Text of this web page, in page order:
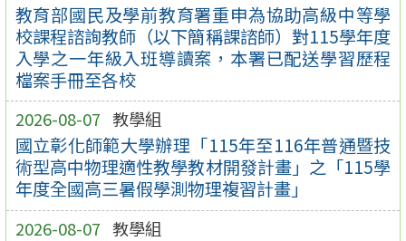
教育部國民及學前教育署重申為協助高級中等學
校課程諮詢教師（以下簡稱課諮師）對115學年度
入學之一年級入班導讀案，本署已配送學習歷程
檔案手冊至各校
2026-08-07 教學組
國立彰化師範大學辦理「115年至116年普通暨技
術型高中物理適性教學教材開發計畫」之「115學
年度全國高三暑假學測物理複習計畫」
2026-08-07 教學組